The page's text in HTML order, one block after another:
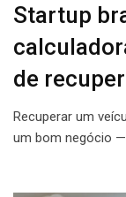
Startup
de
Recuperar um
um bom negócio